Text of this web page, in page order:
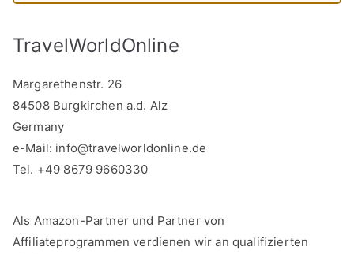
TravelWorldOnline
Margarethenstr. 26
84508 Burgkirchen a.d. Alz
Germany
e-Mail: info@travelworldonline.de
Tel. +49 8679 9660330
Als Amazon-Partner und Partner von
Affiliateprogrammen verdienen wir an qualifizierten